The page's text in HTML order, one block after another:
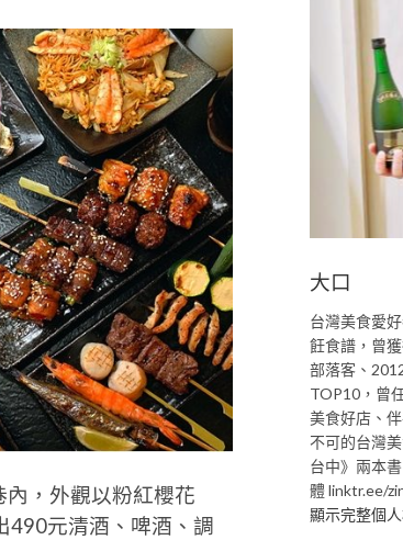
，外觀以粉紅櫻花
490元清酒、啤酒、調
大口
台灣美食愛
飪食譜，曾
部落客、
TOP10，曾
美食好店、
不可的台灣
台中》兩本
體 linktr.ee/
顯示完整個